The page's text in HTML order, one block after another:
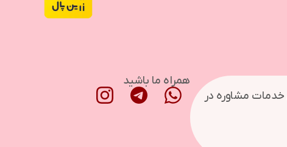
خدمات مشاوره در
همراه ما باشید